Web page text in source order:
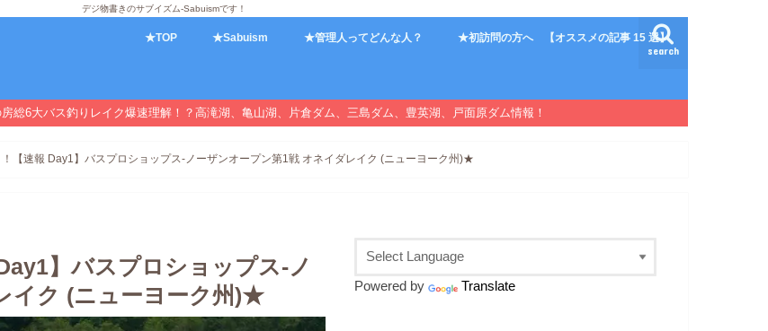
デジ物書きのサブイズム-Sabuismです！
search
★TOP ★Sabuism ★管理人ってどんな人？ ★初訪問の方へ 【オススメの記事 15 選】
総6大バス釣りレイク爆速理解！？高滝湖、亀山湖、片倉ダム、三島ダム、豊英湖、戸面原ダム情報！
【速報 Day1】バスプロショップス-ノーザンオープン第1戦 オネイダレイク (ニューヨーク州)★
】バスプロショップス-ノ
イク (ニューヨーク州)★
Powered by Translate